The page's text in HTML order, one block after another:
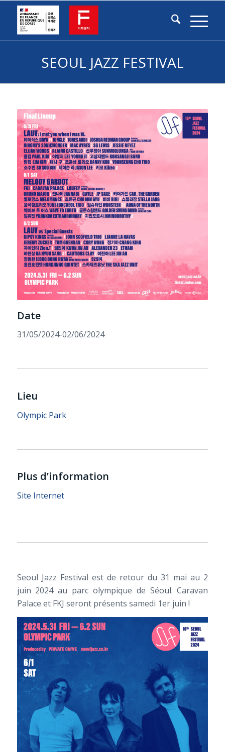
SEOUL JAZZ FESTIVAL
Date
31/05/2024-02/06/2024
Lieu
Olympic Park
Plus d’information
Site Internet
Seoul Jazz Festival est de retour du 31 mai au 2
juin 2024 au parc olympique de Séoul. Caravan
Palace et FKJ seront présents samedi 1er juin !